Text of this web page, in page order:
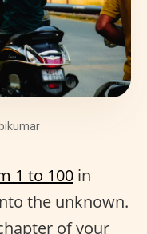
1 to 100 in
the unknown.
of your